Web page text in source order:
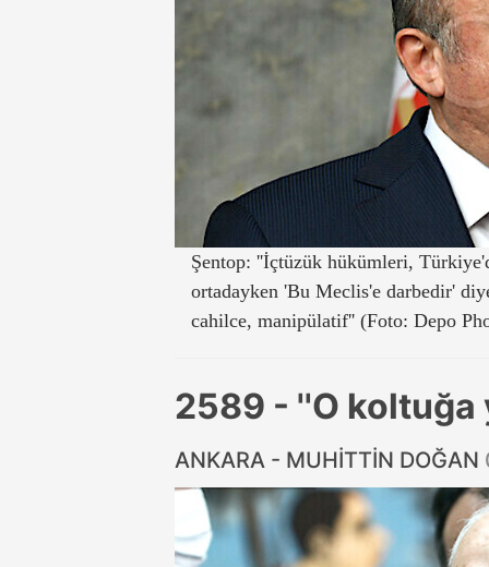
Şentop: ''İçtüzük hükümleri,
ortadayken 'Bu Meclis'e darbedir'
cahilce, manipülatif'' (Foto: Depo
2589 - ''O koltuğa
ANKARA - MUHİTTİN DOĞAN